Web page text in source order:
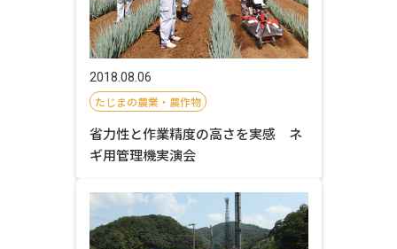
2018.08.06
たじまの農業・農作物
省力性と作業精度の高さを実感 ネ
ギ用管理機実演会